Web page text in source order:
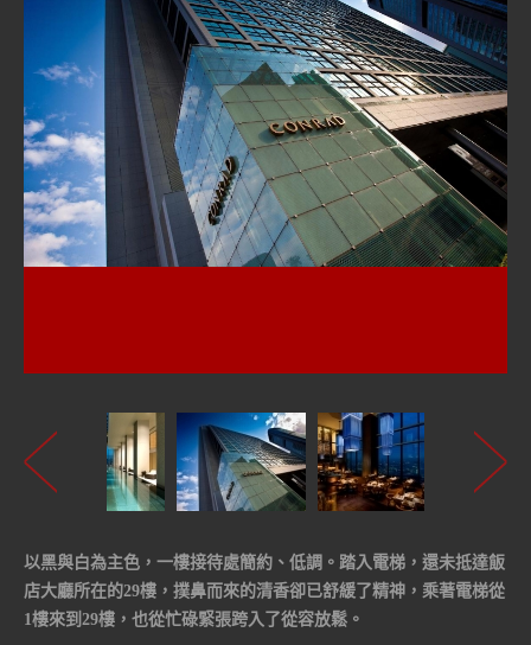
以黑與白為主色，一樓接待處簡約、低調。踏入電梯，還未抵達飯
店大廳所在的29樓，撲鼻而來的清香卻已舒緩了精神，乘著電梯從
1樓來到29樓，也從忙碌緊張跨入了從容放鬆。